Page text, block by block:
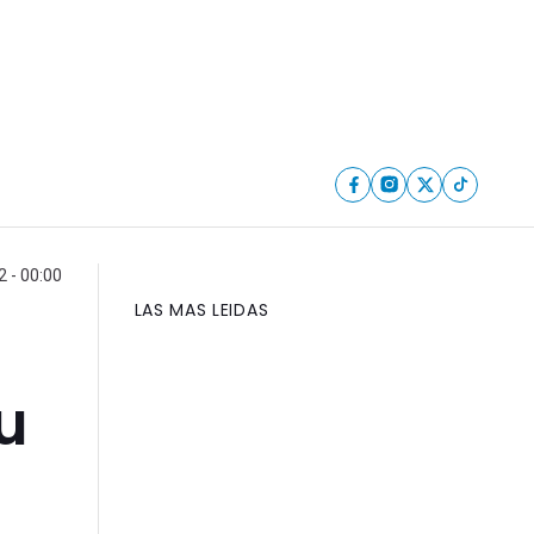
- 00:00
LAS MAS LEIDAS